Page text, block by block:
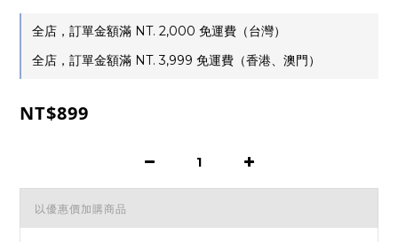
全店，訂單金額滿 NT. 2,000 免運費（台灣）
全店，訂單金額滿 NT. 3,999 免運費（香港、澳門）
NT$899
以優惠價加購商品